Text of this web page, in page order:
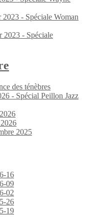
- Spéciale Woman
2023 - Spéciale
des ténèbres
- Spécial Peillon Jazz
2025
16
09
02
26
19